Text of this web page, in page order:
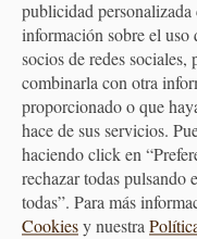
publicidad
información sobre el uso
socios de redes
combinarla con otra
proporcionado o que
hace de sus servicios.
haciendo click en
rechazar todas pulsando
todas”. Para más
Cookiesy nuestra